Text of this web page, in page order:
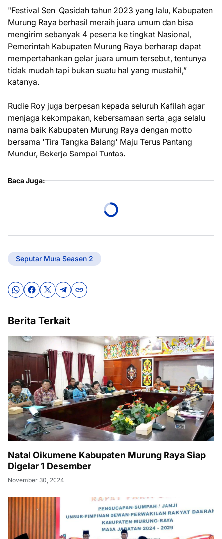
"Festival Seni Qasidah tahun 2023 yang lalu, Kabupaten
Murung Raya berhasil meraih juara umum dan bisa
mengirim sebanyak 4 peserta ke tingkat Nasional,
Pemerintah Kabupaten Murung Raya berharap dapat
mempertahankan gelar juara umum tersebut, tentunya
tidak mudah tapi bukan suatu hal yang mustahil,”
katanya.
Rudie Roy juga berpesan kepada seluruh Kafilah agar
menjaga kekompakan, kebersamaan serta jaga selalu
nama baik Kabupaten Murung Raya dengan motto
bersama 'Tira Tangka Balang' Maju Terus Pantang
Mundur, Bekerja Sampai Tuntas.
Baca Juga:
Seputar Mura Seasen 2
Berita Terkait
Natal Oikumene Kabupaten Murung Raya Siap
Digelar 1 Desember
November 30, 2024